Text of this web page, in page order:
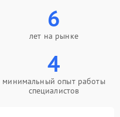
6
лет на рынке
4
минимальный опыт работы
специалистов